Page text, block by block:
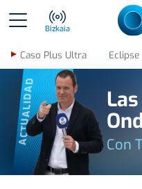
Bizkaia
Caso Plus Ultra Eclipse
ACTUALIDAD Con